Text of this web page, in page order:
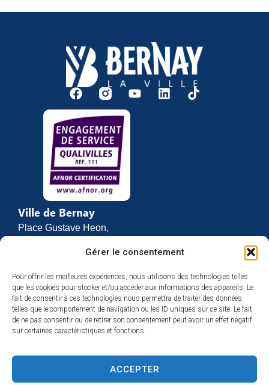
Gérer le consentement
Pour offrir les meilleures expériences, nous utilisons des technologies telles
que les cookies pour stocker et/ou accéder aux informations des appareils. Le
fait de consentir à ces technologies nous permettra de traiter des données
telles que le comportement de navigation ou les ID uniques sur ce site. Le fait
de ne pas consentir ou de retirer son consentement peut avoir un effet négatif
sur certaines caractéristiques et fonctions.
ACCEPTER
Ville de Bernay
Place Gustave Heon,
27307 BERNAY
02 32 46 63 00
Contact
Horaires d’ouverture
Du lundi au vendredi :
et de 13h30 à 17h